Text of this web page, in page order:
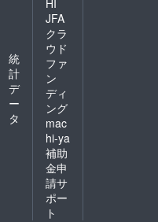
統
計
デ
ー
タ
HI
JFA
クラ
ウド
ファ
ン
ディ
ング
mac
hi-ya
補助
金申
請サ
ポー
ト